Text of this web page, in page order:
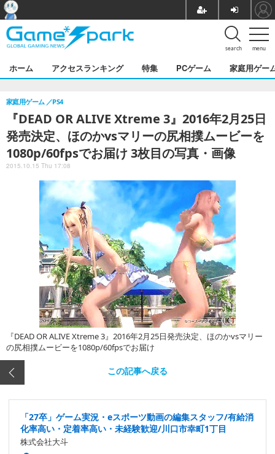
menu
search
ホーム アクセスランキング 特集 PCゲーム 家庭用ゲー
『DEAD OR ALIVE Xtreme 3』2016年2月25日
発売決定、ほのかvsマリーの尻相撲ムービーを
1080p/60fpsでお届け 3枚目の写真・画像
家庭用ゲーム PS4
2015.10.15 Thu 17:08
『DEAD OR ALIVE Xtreme 3』2016年2月25日発売決定、ほのかvsマリー
の尻相撲ムービーを1080p/60fpsでお届け
この記事へ戻る
「27卒」ゲーム実況・eスポーツ動画の編集スタッフ/有給消
化率高い・定着率高い・未経験歓迎/川口市幸町1丁目
株式会社大斗